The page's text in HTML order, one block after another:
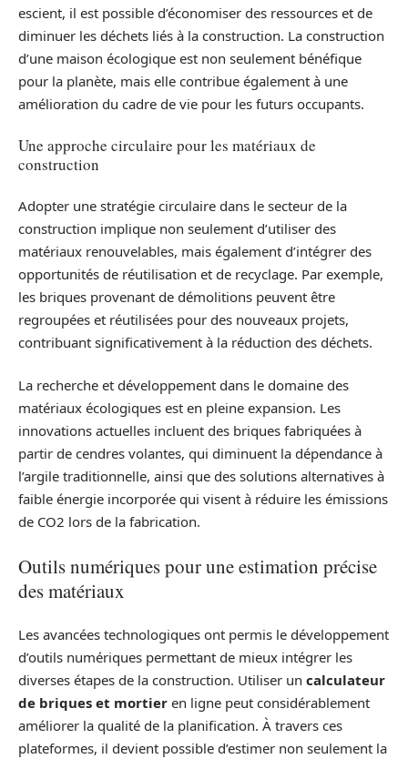
escient, il est possible d’économiser des ressources et de
diminuer les déchets liés à la construction. La construction
d’une maison écologique est non seulement bénéfique
pour la planète, mais elle contribue également à une
amélioration du cadre de vie pour les futurs occupants.
Une approche circulaire pour les matériaux de
construction
Adopter une stratégie circulaire dans le secteur de la
construction implique non seulement d’utiliser des
matériaux renouvelables, mais également d’intégrer des
opportunités de réutilisation et de recyclage. Par exemple,
les briques provenant de démolitions peuvent être
regroupées et réutilisées pour des nouveaux projets,
contribuant significativement à la réduction des déchets.
La recherche et développement dans le domaine des
matériaux écologiques est en pleine expansion. Les
innovations actuelles incluent des briques fabriquées à
partir de cendres volantes, qui diminuent la dépendance à
l’argile traditionnelle, ainsi que des solutions alternatives à
faible énergie incorporée qui visent à réduire les émissions
de CO2 lors de la fabrication.
Outils numériques pour une estimation précise
des matériaux
Les avancées technologiques ont permis le développement
d’outils numériques permettant de mieux intégrer les
diverses étapes de la construction. Utiliser un calculateur
de briques et mortier en ligne peut considérablement
améliorer la qualité de la planification. À travers ces
plateformes, il devient possible d’estimer non seulement la